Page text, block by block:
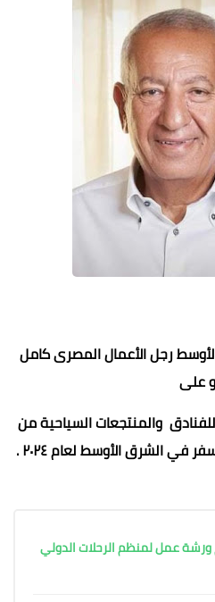
رجل الأعمال المصرى كامل
على
والمنتجعات السياحية من
الشرق الأوسط لعام ٢٠٢٤ .
ورشة عمل لمنظم الرحلات الدولي